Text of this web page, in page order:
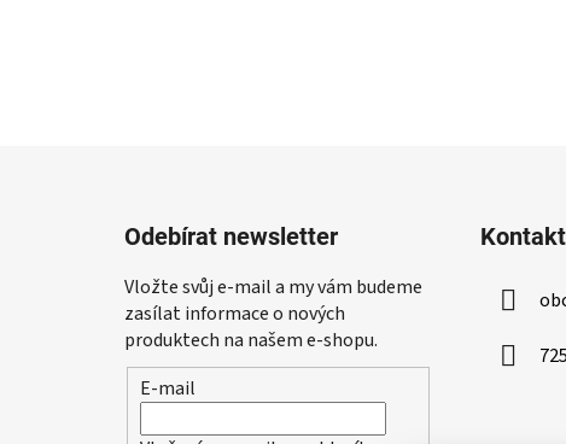
Odebírat newsletter
Vložte svůj e-mail a my vám budeme
zasílat informace o nových
produktech na našem e-shopu.
E-mail
Kontakt